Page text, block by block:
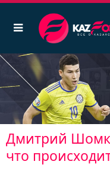
Дмитрий
что